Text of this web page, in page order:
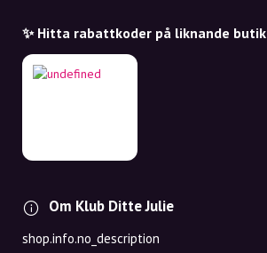
✨ Hitta rabattkoder på liknande
Om Klub Ditte Julie
shop.info.no_description